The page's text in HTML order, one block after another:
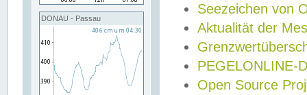
DONAU - Passau
Seezeichen von
Aktualität der
PEGELONLINE-
Open Source